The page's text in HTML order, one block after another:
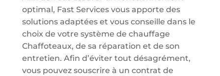
optimal, Fast Services vous apporte des
solutions adaptées et vous conseille dans le
choix de votre système de chauffage
Chaffoteaux, de sa réparation et de son
entretien. Afin d’éviter tout désagrément,
vous pouvez souscrire à un contrat de